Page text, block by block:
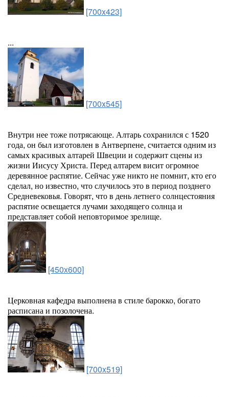
[700x423]
...
[700x545]
Внутри нее тоже потрясающе. Алтарь сохранился с 1520
года, он был изготовлен в Антверпене, считается одним из
самых красивых алтарей Швеции и содержит сцены из
жизни Иисусу Христа. Перед алтарем висит огромное
деревянное распятие. Сейчас уже никто не помнит, кто его
сделал, но известно, что случилось это в период позднего
Средневековья. Говорят, что в день летнего солнцестояния
распятие освещается лучами заходящего солнца и
представляет собой неповторимое зрелище.
[450x600]
Церковная кафедра выполнена в стиле барокко, богато
расписана и позолочена.
[700x519]